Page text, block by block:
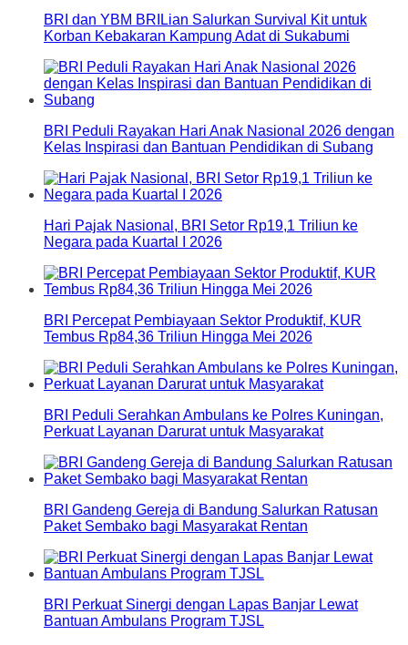
BRI dan YBM BRILian Salurkan Survival Kit untuk
Korban Kebakaran Kampung Adat di Sukabumi
BRI Peduli Rayakan Hari Anak Nasional 2026 dengan
Kelas Inspirasi dan Bantuan Pendidikan di Subang
Hari Pajak Nasional, BRI Setor Rp19,1 Triliun ke
Negara pada Kuartal I 2026
BRI Percepat Pembiayaan Sektor Produktif, KUR
Tembus Rp84,36 Triliun Hingga Mei 2026
BRI Peduli Serahkan Ambulans ke Polres Kuningan,
Perkuat Layanan Darurat untuk Masyarakat
BRI Gandeng Gereja di Bandung Salurkan Ratusan
Paket Sembako bagi Masyarakat Rentan
BRI Perkuat Sinergi dengan Lapas Banjar Lewat
Bantuan Ambulans Program TJSL